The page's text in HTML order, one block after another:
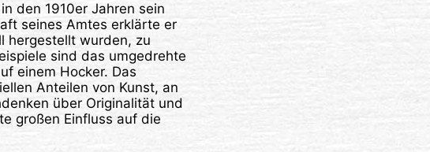
den 1910er Jahren sein
seines Amtes erklärte er
hergestellt wurden, zu
sind das umgedrehte
einem Hocker. Das
Anteilen von Kunst, an
über Originalität und
großen Einfluss auf die